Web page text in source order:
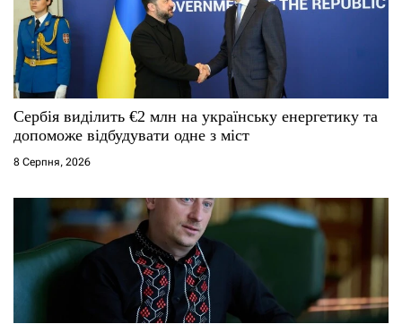
Сербія виділить €2 млн на українську енергетику та
допоможе відбудувати одне з міст
8 Серпня, 2026